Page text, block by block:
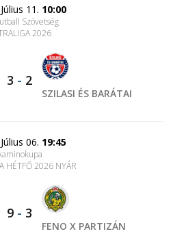
11. 10:00
Szövetség
2026
3 - 2
SZILASI ÉS BARÁTAI
06. 19:45
HÉTFŐ 2026 NYÁR
9 - 3
FENO X PARTIZÁN